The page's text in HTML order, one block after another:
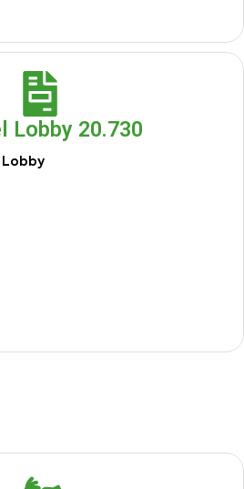
Lobby 20.730